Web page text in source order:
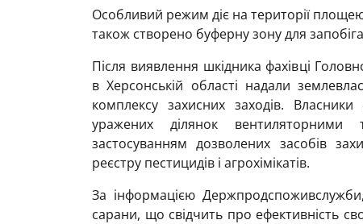
Особливий режим діє на території
також створено буферну зону для
Після виявлення шкідника фахівці
в Херсонській області надали
комплексу захисних заходів.
уражених ділянок
застосуванням дозволених засобів
реєстру пестицидів і агрохімікатів.
За інформацією
сарани, що свідчить про ефективність